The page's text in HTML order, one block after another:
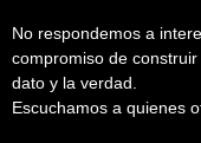
No respondemos a
compromiso de
dato y la verdad.
Escuchamos a quienes